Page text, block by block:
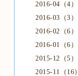
2016-04（4）
2016-03（3）
2016-02（6）
2016-01（6）
2015-12（5）
2015-11（16）